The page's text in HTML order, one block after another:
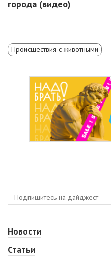
города (видео)
Происшествия с животными
Новости
Статьи